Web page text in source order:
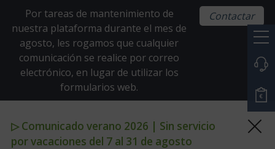
Por tareas de mantenimiento de
nuestra plataforma durante el mes de
agosto, les rogamos que cualquier
comunicación se realice por correo
electrónico, en lugar de utilizar los
formularios web.
Contactar
▷ Comunicado verano 2026 | Sin servicio
por vacaciones del 7 al 31 de agosto